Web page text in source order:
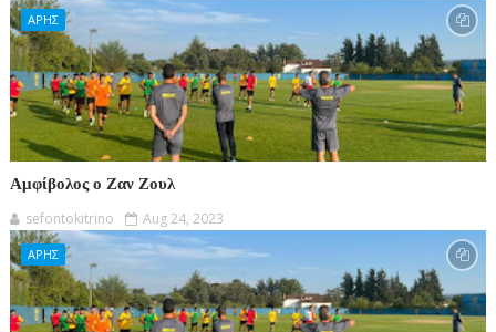
ΑΡΗΣ
Αμφίβολος ο Ζαν Ζουλ
sefontokitrino Aug 24, 2023
ΑΡΗΣ